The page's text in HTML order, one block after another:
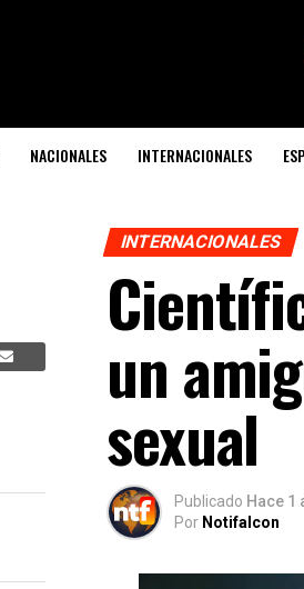
NACIONALES INTERNACIONALES
INTERNACIONALES
un
sexual
Publicado Hace 1
Por Notifalcon